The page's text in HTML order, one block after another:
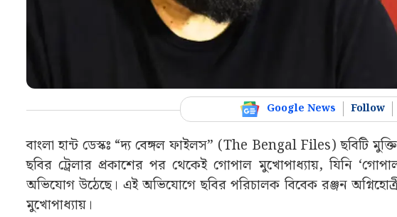
Google News Follow
বাংলা হান্ট ডেস্কঃ “দ্য বেঙ্গল ফাইলস” (The Bengal Files) ছবিটি
ছবির ট্রেলার প্রকাশের পর থেকেই গোপাল মুখোপাধ্যায়, যিনি
অভিযোগ উঠেছে। এই অভিযোগে ছবির পরিচালক বিবেক রঞ্জন
মুখোপাধ্যায়।